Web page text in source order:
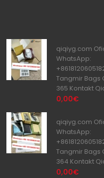
qiqiyg.com
WhatsApp:
Tangmir Bags
365 Kontakt
0,00€
qiqiyg.com
WhatsApp:
Tangmir Bags
364 Kontakt
0,00€